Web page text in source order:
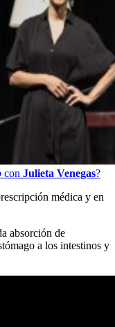
con Julieta Venegas?
médica y en
absorción de
a los intestinos y